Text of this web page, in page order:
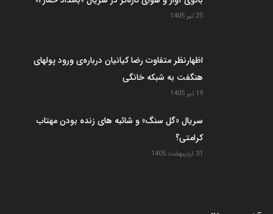
25 تیر 1405
اظهارنظر متفاوت رضا کیانیان درباره‌ی ورود پولهای
هنگفت به شبکه خانگی
19 تیر 1405
سریال «گل سنگ» و شائبه های زنده بودن مهتاب
کرامتی؟
31 اردیبهشت 1405